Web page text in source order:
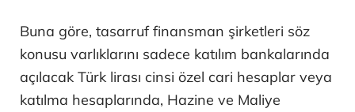
Buna göre, tasarruf finansman şirketleri söz
konusu varlıklarını sadece katılım bankalarında
açılacak Türk lirası cinsi özel cari hesaplar veya
katılma hesaplarında, Hazine ve Maliye